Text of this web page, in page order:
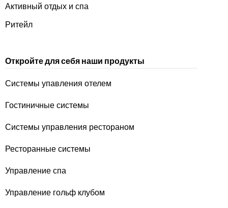
Активный отдых и спа
Ритейл
Откройте для себя наши продукты
Системы упавления отелем
Гостиничные системы
Системы управления рестораном
Ресторанные системы
Управление спа
Управление гольф клубом